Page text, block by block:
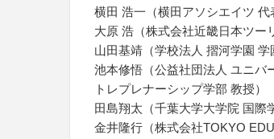
横田 浩一（横田アソシエイツ 代
大原 浩（株式会社近畿日本ツー
山田基靖（学校法人 摺河学園 学
池本修悟（公益社団法人 ユニバ
トレプレナーシップ学部 教授）
田島翔太（千葉大学大学院 国際
金井隆行（株式会社TOKYO